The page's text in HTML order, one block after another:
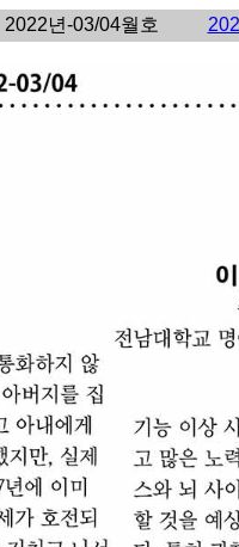
2022년-03/04월호